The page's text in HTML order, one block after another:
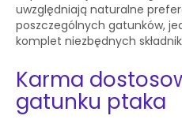
uwzględniają naturalne
poszczególnych gatunków,
komplet niezbędnych
Karma
gatunku ptaka